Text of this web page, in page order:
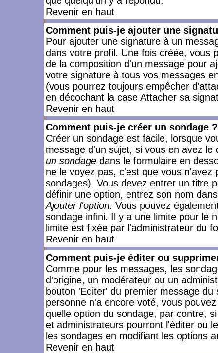
Revenir en haut
Comment puis-je ajouter une
Pour ajouter une signature à un
dans votre profil. Une fois créée, vous
de la composition d'un message pour
votre signature à tous vos messages
(vous pourrez toujours empêcher
en décochant la case Attacher sa
Revenir en haut
Comment puis-je créer un sondage ?
Créer un sondage est facile, lorsque
message d'un sujet, si vous en avez
un sondage dans le formulaire en
ne le voyez pas, c'est que vous
sondages). Vous devez entrer un titre
définir une option, entrez son nom
Ajouter l'option. Vous pouvez
sondage infini. Il y a une limite pour le
limite est fixée par l'administrateur du
Revenir en haut
Comment puis-je éditer ou
Comme pour les messages, les
d'origine, un modérateur ou un
bouton 'Editer' du premier message
personne n'a encore voté, vous
quelle option du sondage, par contre,
et administrateurs pourront l'éditer ou
les sondages en modifiant les options
Revenir en haut